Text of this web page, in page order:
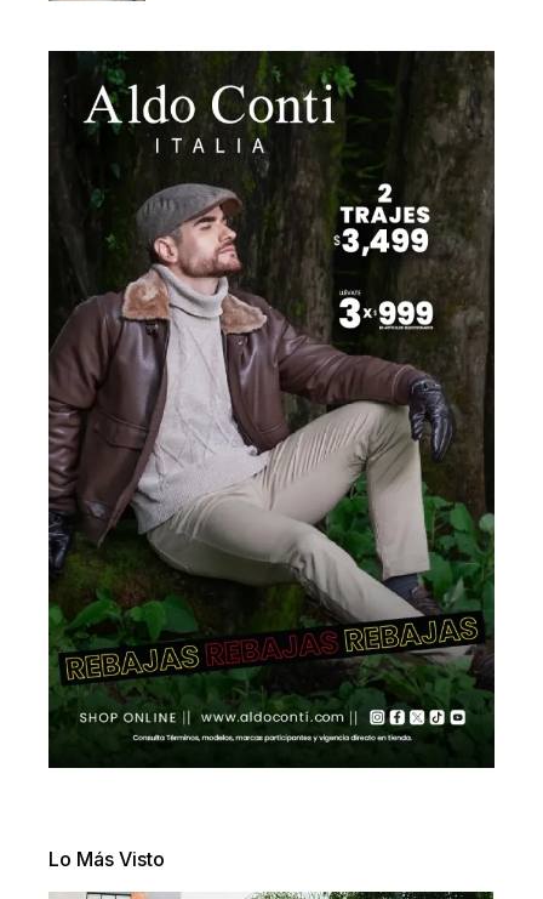
Lo Más Visto